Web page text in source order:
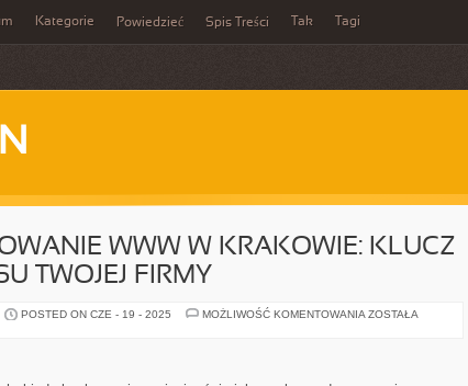
Kategorie Powiedzieć Spis Treści Tak Tagi
WWW W KRAKOWIE: KLUCZ
TWOJEJ FIRMY
POSTED ON CZE - 19 - 2025 MOŻLIWOŚĆ KOMENTOWANIA POZYCJONOWANIE
ZOSTAŁA